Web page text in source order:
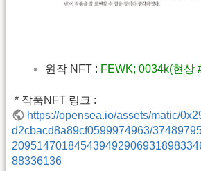
원작 NFT : FEWK; 0034k(현상
 * 작품NFT 링크 :
https://opensea.io/assets/matic/
d2cbacd8a89cf0599974963/
88336136